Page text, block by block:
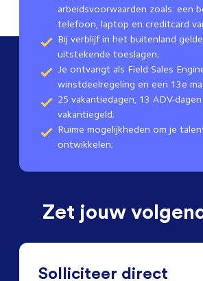
arbeidsvoorwaarden zoals: een
telefoon, laptop en creditcard
Bij verblijf in het buitenland
uitstekende toeslagen;
Je ontvangt als Field Sales
winstdeelregeling en een 13e
25 vakantiedagen, 13 ADV-
vakantiegeld;
Ruime mogelijkheden om je
ontwikkelen;
Zet jouw
Solliciteer direct